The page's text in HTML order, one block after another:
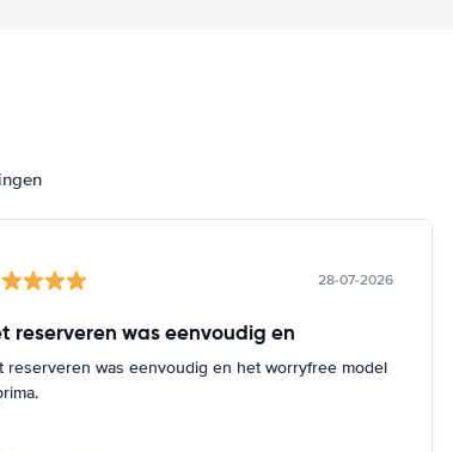
28-07-2026
reserveren was eenvoudig en
reserveren was eenvoudig en het worryfree model